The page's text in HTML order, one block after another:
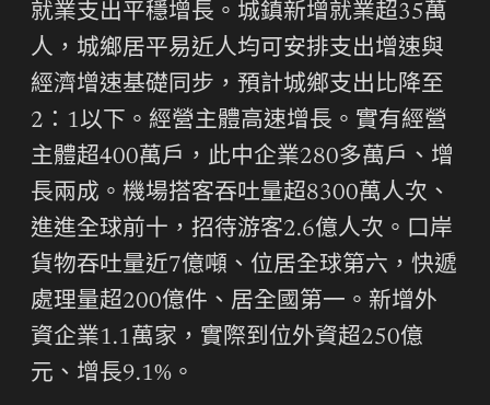
就業支出平穩增長。城鎮新增就業超35萬
人，城鄉居平易近人均可安排支出增速與
經濟增速基礎同步，預計城鄉支出比降至
2：1以下。經營主體高速增長。實有經營
主體超400萬戶，此中企業280多萬戶、增
長兩成。機場搭客吞吐量超8300萬人次、
進進全球前十，招待游客2.6億人次。口岸
貨物吞吐量近7億噸、位居全球第六，快遞
處理量超200億件、居全國第一。新增外
資企業1.1萬家，實際到位外資超250億
元、增長9.1%。